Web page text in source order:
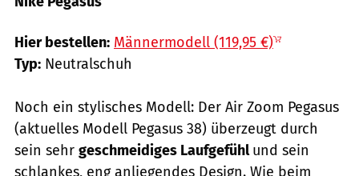
Hier bestellen: Männermodell (119,95 €)
Typ: Neutralschuh
Noch ein stylisches Modell: Der Air Zoom Pegasus
(aktuelles Modell Pegasus 38) überzeugt durch
sein sehr geschmeidiges Laufgefühlund sein
schlankes, eng anliegendes Design. Wie beim